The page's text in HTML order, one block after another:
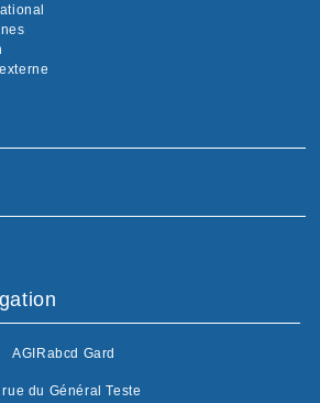
AGIRabcd Gard
rue du Général Teste